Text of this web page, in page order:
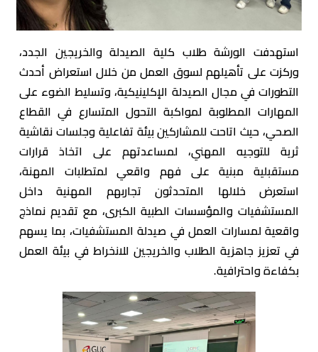
استهدفت الورشة طلاب كلية الصيدلة والخريجين الجدد،
وركزت على تأهيلهم لسوق العمل من خلال استعراض أحدث
التطورات في مجال الصيدلة الإكلينيكية، وتسليط الضوء على
المهارات المطلوبة لمواكبة التحول المتسارع في القطاع
الصحي، حيث اتاحت للمشاركين بيئة تفاعلية وجلسات نقاشية
ثرية للتوجيه المهني، لمساعدتهم على اتخاذ قرارات
مستقبلية مبنية على فهم واقعي لمتطلبات المهنة،
استعرض خلالها المتحدثون تجاربهم المهنية داخل
المستشفيات والمؤسسات الطبية الكبرى، مع تقديم نماذج
واقعية لمسارات العمل في صيدلة المستشفيات، بما يسهم
في تعزيز جاهزية الطلاب والخريجين للانخراط في بيئة العمل
بكفاءة واحترافية.